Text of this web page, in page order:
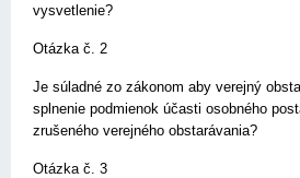
vysvetlenie?
Otázka č. 2
Je súladné zo zákonom aby verejný
splnenie podmienok účasti osobného
zrušeného verejného obstarávania?
Otázka č. 3